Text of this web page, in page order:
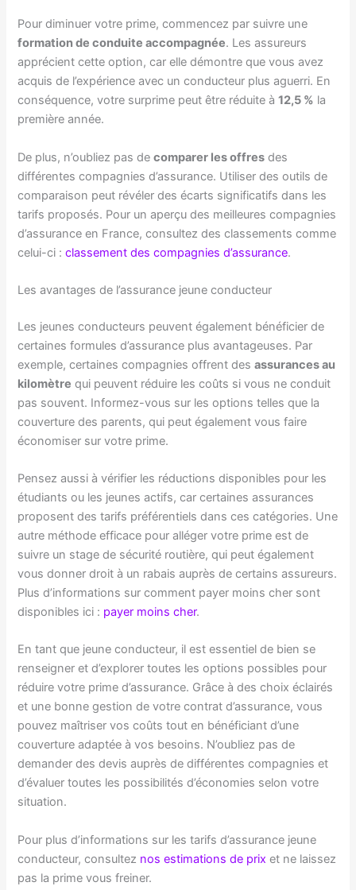
Pour diminuer votre prime, commencez par suivre une
formation de conduite accompagnée. Les assureurs
apprécient cette option, car elle démontre que vous avez
acquis de l’expérience avec un conducteur plus aguerri. En
conséquence, votre surprime peut être réduite à12,5 % la
première année.
De plus, n’oubliez pas decomparer les offres des
différentes compagnies d’assurance. Utiliser des outils de
comparaison peut révéler des écarts significatifs dans les
tarifs proposés. Pour un aperçu des meilleures compagnies
d’assurance en France, consultez des classements comme
celui-ci :classement des compagnies d’assurance.
Les avantages de l’assurance jeune conducteur
Les jeunes conducteurs peuvent également bénéficier de
certaines formules d’assurance plus avantageuses. Par
exemple, certaines compagnies offrent desassurances au
kilomètre qui peuvent réduire les coûts si vous ne conduit
pas souvent. Informez-vous sur les options telles que la
couverture des parents, qui peut également vous faire
économiser sur votre prime.
Pensez aussi à vérifier les réductions disponibles pour les
étudiants ou les jeunes actifs, car certaines assurances
proposent des tarifs préférentiels dans ces catégories. Une
autre méthode efficace pour alléger votre prime est de
suivre un stage de sécurité routière, qui peut également
vous donner droit à un rabais auprès de certains assureurs.
Plus d’informations sur comment payer moins cher sont
disponibles ici : payer moins cher.
En tant que jeune conducteur, il est essentiel de bien se
renseigner et d’explorer toutes les options possibles pour
réduire votre prime d’assurance. Grâce à des choix éclairés
et une bonne gestion de votre contrat d’assurance, vous
pouvez maîtriser vos coûts tout en bénéficiant d’une
couverture adaptée à vos besoins. N’oubliez pas de
demander des devis auprès de différentes compagnies et
d’évaluer toutes les possibilités d’économies selon votre
situation.
Pour plus d’informations sur les tarifs d’assurance jeune
conducteur, consultez nos estimations de prix et ne laissez
pas la prime vous freiner.